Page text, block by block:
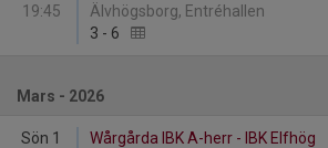
19:45
Älvhögsborg, Entréhallen
3 - 6
Mars - 2026
Sön 1
Wårgårda IBK A-herr - IBK Elfhög